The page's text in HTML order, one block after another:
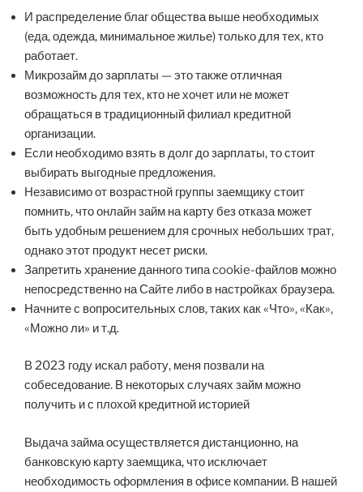
И распределение благ общества выше необходимых
(еда, одежда, минимальное жилье) только для тех, кто
работает.
Микрозайм до зарплаты — это также отличная
возможность для тех, кто не хочет или не может
обращаться в традиционный филиал кредитной
организации.
Если необходимо взять в долг до зарплаты, то стоит
выбирать выгодные предложения.
Независимо от возрастной группы заемщику стоит
помнить, что онлайн займ на карту без отказа может
быть удобным решением для срочных небольших трат,
однако этот продукт несет риски.
Запретить хранение данного типа cookie-файлов можно
непосредственно на Сайте либо в настройках браузера.
Начните с вопросительных слов, таких как «Что», «Как»,
«Можно ли» и т.д.
В 2023 году искал работу, меня позвали на
собеседование. В некоторых случаях займ можно
получить и с плохой кредитной историей
Выдача займа осуществляется дистанционно, на
банковскую карту заемщика, что исключает
необходимость оформления в офисе компании. В нашей